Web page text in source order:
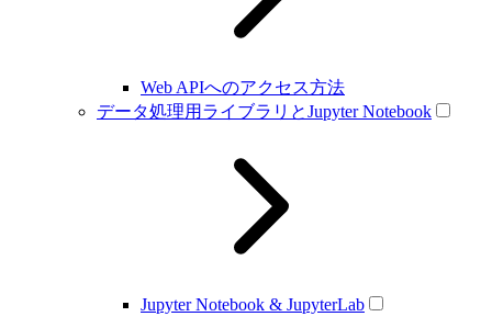
Web APIへのアクセス方法
データ処理用ライブラリとJupyter Notebook
Jupyter Notebook & JupyterLab